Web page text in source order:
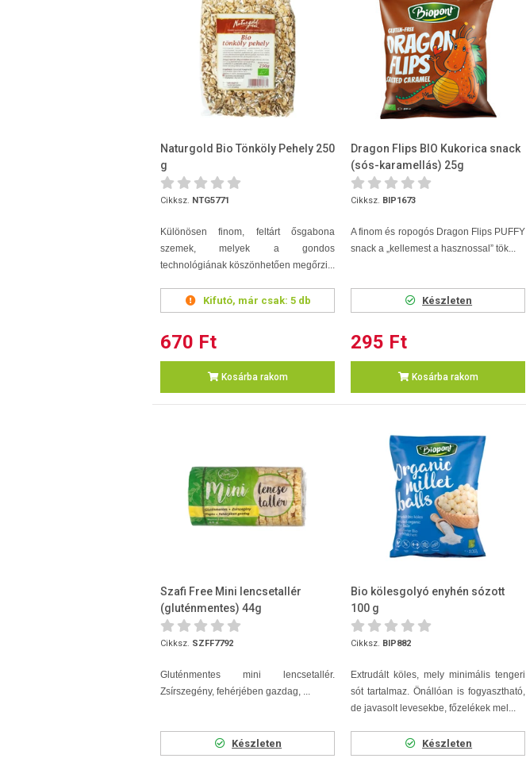
Naturgold Bio Tönköly Pehely 250
g
Cikksz. NTG5771
Különösen finom, feltárt ősgabona
szemek, melyek a gondos
technológiának köszönhetően megőrzi...
Kifutó, már csak: 5 db
670 Ft
Kosárba rakom
Dragon Flips BIO Kukorica snack
(sós-karamellás) 25g
Cikksz. BIP1673
A finom és ropogós Dragon Flips PUFFY
snack a „kellemest a hasznossal” tök...
Készleten
295 Ft
Kosárba rakom
Szafi Free Mini lencsetallér
(gluténmentes) 44g
Cikksz. SZFF7792
Gluténmentes mini lencsetallér.
Zsírszegény, fehérjében gazdag, ...
Készleten
Bio kölesgolyó enyhén sózott
100 g
Cikksz. BIP882
Extrudált köles, mely minimális tengeri
sót tartalmaz. Önállóan is fogyasztható,
de javasolt levesekbe, főzelékek mel...
Készleten